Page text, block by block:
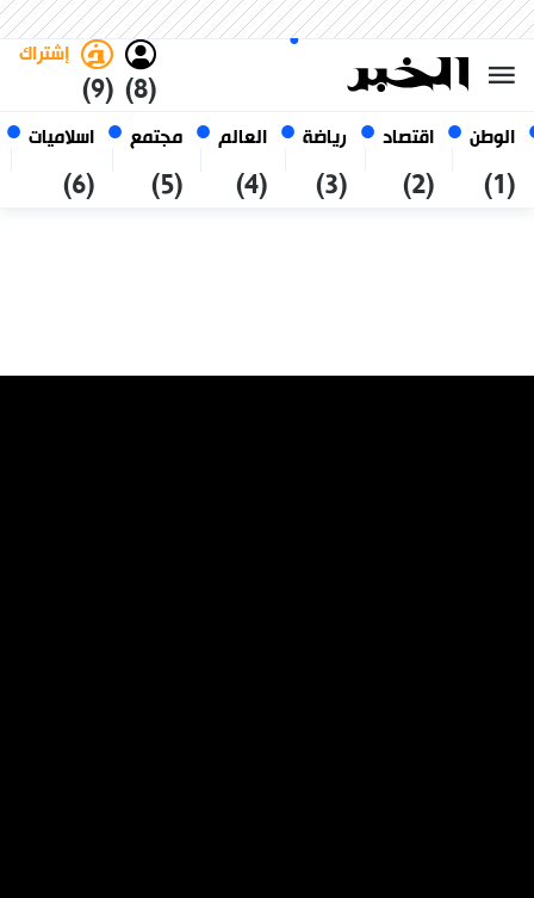
الوطن
(1)
اقتصاد
(2)
رياضة
(3)
العالم
(4)
مجتمع
(5)
اسلاميات
(6)
(8)
إشتراك
(9)
أغسطس 2026
الجزائر